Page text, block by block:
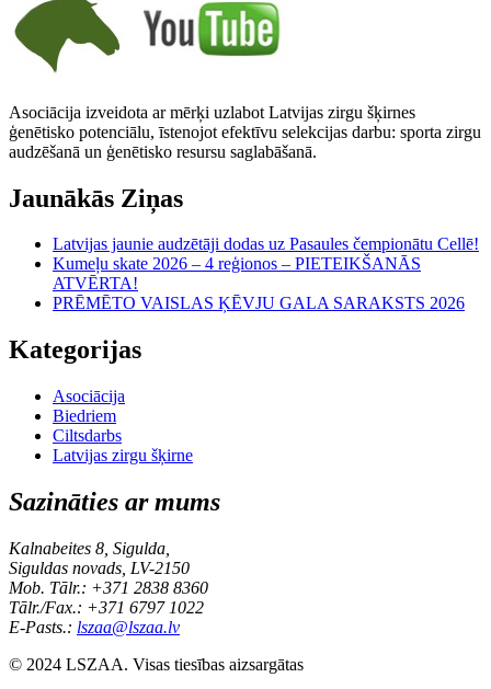
Asociācija izveidota ar mērķi uzlabot Latvijas zirgu šķirnes
ģenētisko potenciālu, īstenojot efektīvu selekcijas darbu: sporta zirgu
audzēšanā un ģenētisko resursu saglabāšanā.
Jaunākās Ziņas
Latvijas jaunie audzētāji dodas uz Pasaules čempionātu Cellē!
Kumeļu skate 2026 – 4 reģionos – PIETEIKŠANĀS
ATVĒRTA!
PRĒMĒTO VAISLAS ĶĒVJU GALA SARAKSTS 2026
Kategorijas
Asociācija
Biedriem
Ciltsdarbs
Latvijas zirgu šķirne
Sazināties ar mums
Kalnabeites 8, Sigulda,
Siguldas novads, LV-2150
Mob. Tālr.: +371 2838 8360
Tālr./Fax.: +371 6797 1022
E-Pasts.: lszaa@lszaa.lv
© 2024 LSZAA. Visas tiesības aizsargātas